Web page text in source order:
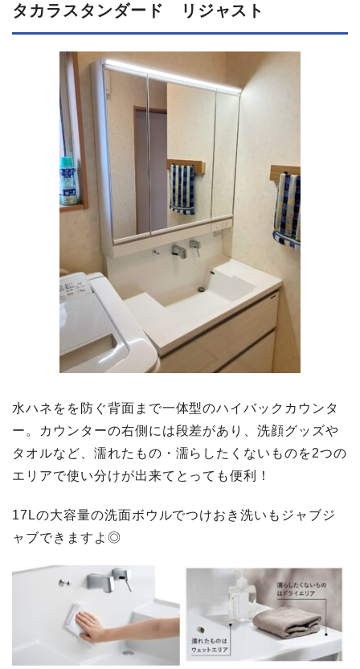
タカラスタンダード リジャスト
水ハネをを防ぐ背面まで一体型のハイバックカウンタ
ー。カウンターの右側には段差があり、洗顔グッズや
タオルなど、濡れたもの・濡らしたくないものを2つの
エリアで使い分けが出来てとっても便利！
17Lの大容量の洗面ボウルでつけおき洗いもジャブジ
ャブできますよ◎